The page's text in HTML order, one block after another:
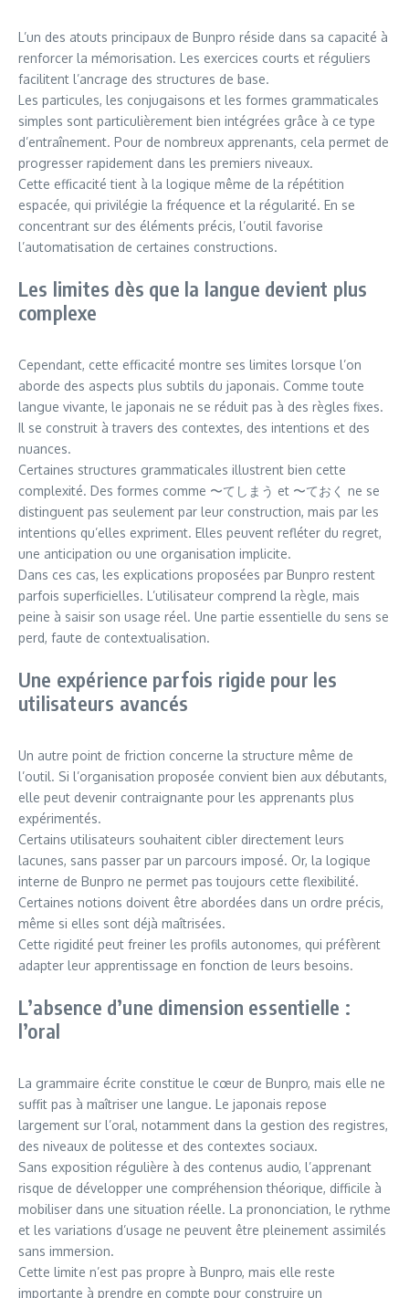
L’un des atouts principaux de Bunpro réside dans sa capacité à
renforcer la mémorisation. Les exercices courts et réguliers
facilitent l’ancrage des structures de base.
Les particules, les conjugaisons et les formes grammaticales
simples sont particulièrement bien intégrées grâce à ce type
d’entraînement. Pour de nombreux apprenants, cela permet de
progresser rapidement dans les premiers niveaux.
Cette efficacité tient à la logique même de la répétition
espacée, qui privilégie la fréquence et la régularité. En se
concentrant sur des éléments précis, l’outil favorise
l’automatisation de certaines constructions.
Les limites dès que la langue devient plus
complexe
Cependant, cette efficacité montre ses limites lorsque l’on
aborde des aspects plus subtils du japonais. Comme toute
langue vivante, le japonais ne se réduit pas à des règles fixes.
Il se construit à travers des contextes, des intentions et des
nuances.
Certaines structures grammaticales illustrent bien cette
complexité. Des formes comme 〜てしまう et 〜ておく ne se
distinguent pas seulement par leur construction, mais par les
intentions qu’elles expriment. Elles peuvent refléter du regret,
une anticipation ou une organisation implicite.
Dans ces cas, les explications proposées par Bunpro restent
parfois superficielles. L’utilisateur comprend la règle, mais
peine à saisir son usage réel. Une partie essentielle du sens se
perd, faute de contextualisation.
Une expérience parfois rigide pour les
utilisateurs avancés
Un autre point de friction concerne la structure même de
l’outil. Si l’organisation proposée convient bien aux débutants,
elle peut devenir contraignante pour les apprenants plus
expérimentés.
Certains utilisateurs souhaitent cibler directement leurs
lacunes, sans passer par un parcours imposé. Or, la logique
interne de Bunpro ne permet pas toujours cette flexibilité.
Certaines notions doivent être abordées dans un ordre précis,
même si elles sont déjà maîtrisées.
Cette rigidité peut freiner les profils autonomes, qui préfèrent
adapter leur apprentissage en fonction de leurs besoins.
L’absence d’une dimension essentielle :
l’oral
La grammaire écrite constitue le cœur de Bunpro, mais elle ne
suffit pas à maîtriser une langue. Le japonais repose
largement sur l’oral, notamment dans la gestion des registres,
des niveaux de politesse et des contextes sociaux.
Sans exposition régulière à des contenus audio, l’apprenant
risque de développer une compréhension théorique, difficile à
mobiliser dans une situation réelle. La prononciation, le rythme
et les variations d’usage ne peuvent être pleinement assimilés
sans immersion.
Cette limite n’est pas propre à Bunpro, mais elle reste
importante à prendre en compte pour construire un